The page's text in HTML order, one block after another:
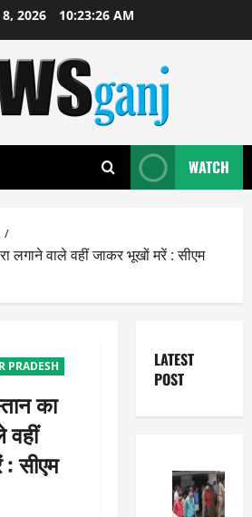
2026 10:23:27 AM
WATCH
लगाने वाले वहीं जाकर भूखों मरें : सीएम
PRADESH
का
वहीं
सीएम
LATEST
POST